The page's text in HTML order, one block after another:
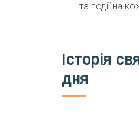
та події на
Історія
дня